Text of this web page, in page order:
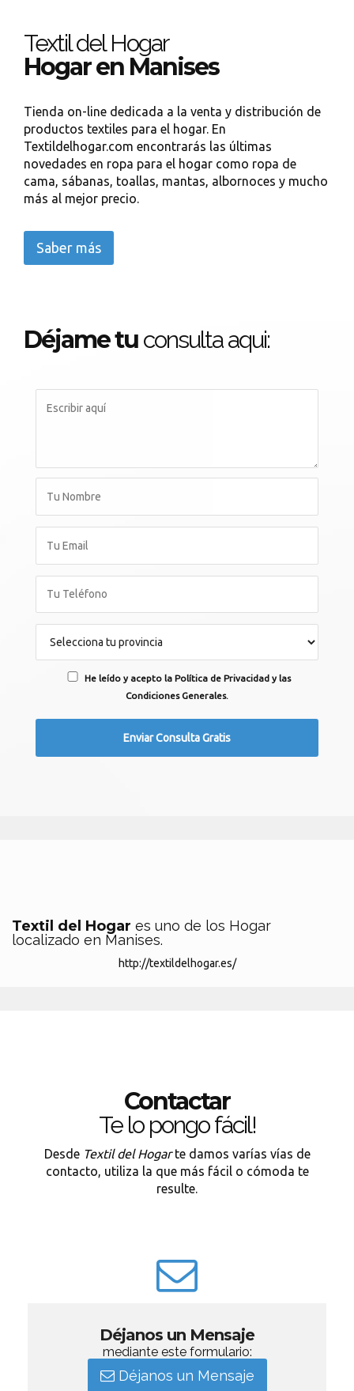
Textil del Hogar
Hogar en Manises
Tienda on-line dedicada a la venta y distribución de
productos textiles para el hogar. En
Textildelhogar.com encontrarás las últimas
novedades en ropa para el hogar como ropa de
cama, sábanas, toallas, mantas, albornoces y mucho
más al mejor precio.
Saber más
Déjame tu consulta aqui:
He leído y acepto la Política de Privacidad y las
Condiciones Generales.
Textil del Hogar es uno de los Hogar
localizado en Manises.
http://textildelhogar.es/
Contactar
Te lo pongo fácil!
Desde Textil del Hogarte damos varías vías de
contacto, utiliza la que más fácil o cómoda te
resulte.
Déjanos un Mensaje
mediante este formulario:
Déjanos un Mensaje